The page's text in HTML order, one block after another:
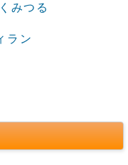
みつる
ラン